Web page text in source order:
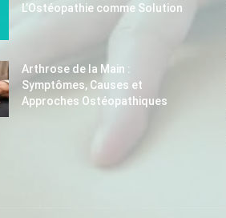
L’Ostéopathie comme Solution
Arthrose de la Main :
Symptômes, Causes et
Approches Ostéopathiques